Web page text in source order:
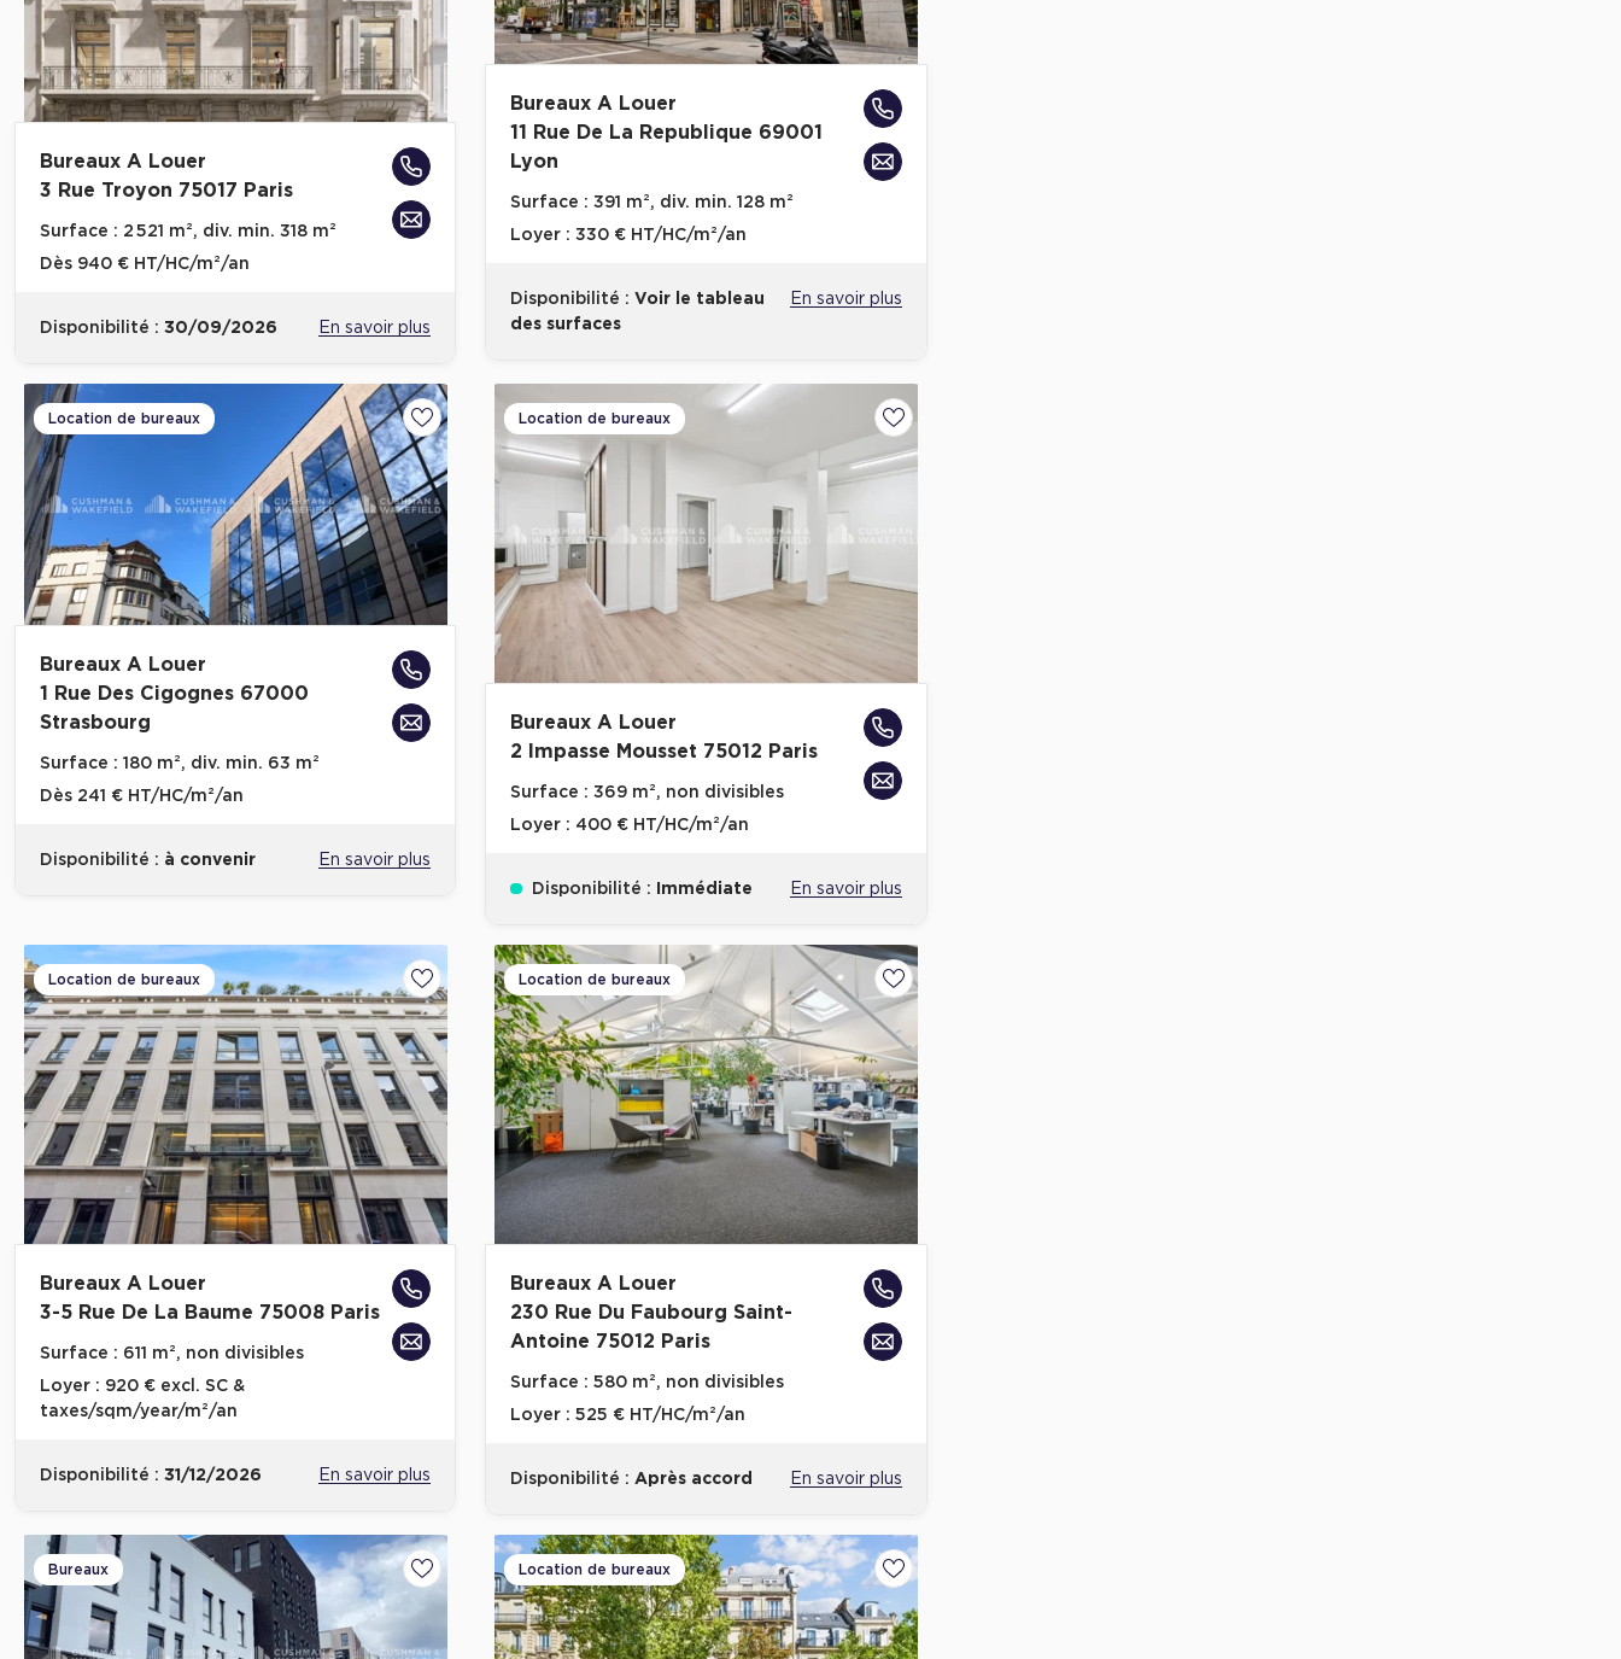
Bureaux A Louer
3 Rue Troyon 75017 Paris
Surface : 2 521 m², div. min. 318 m²
Dès 940 € HT/HC/m²/an
Disponibilité : 30/09/2026 En savoir plus
Bureaux A Louer
11 Rue De La Republique 69001
Lyon
Surface : 391 m², div. min. 128 m²
Loyer :330 € HT/HC/m²/an
Disponibilité : Voir le tableau
des surfaces
En savoir plus
Location de bureaux
Ajouter aux favoris
Bureaux A Louer
1 Rue Des Cigognes 67000
Strasbourg
Surface : 180 m², div. min. 63 m²
Dès 241 € HT/HC/m²/an
Disponibilité : à convenir En savoir plus
Location de bureaux
Ajouter aux favoris
Bureaux A Louer
2 Impasse Mousset 75012 Paris
Surface : 369 m², non divisibles
Loyer :400 € HT/HC/m²/an
Disponibilité : Immédiate En savoir plus
Location de bureaux
Ajouter aux favoris
Bureaux A Louer
3-5 Rue De La Baume 75008 Paris
Surface : 611 m², non divisibles
Loyer : 920 € excl. SC &
taxes/sqm/year/m²/an
Disponibilité : 31/12/2026 En savoir plus
Location de bureaux
Ajouter aux favoris
Bureaux A Louer
230 Rue Du Faubourg Saint-
Antoine 75012 Paris
Surface : 580 m², non divisibles
Loyer :525 € HT/HC/m²/an
Disponibilité :Après accord En savoir plus
Bureaux
Ajouter aux favoris
Location de bureaux
Ajouter aux favoris